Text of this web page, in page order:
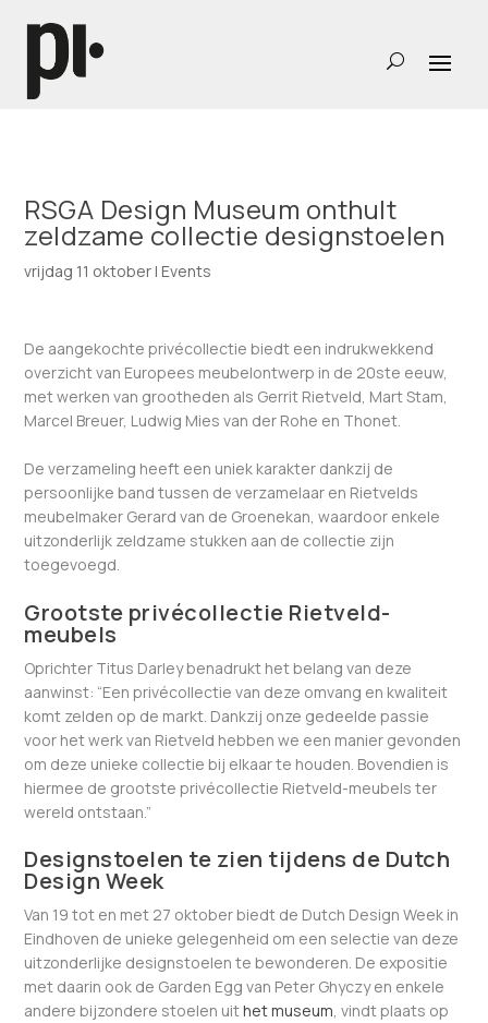
RSGA Design Museum onthult
zeldzame collectie designstoelen
vrijdag 11 oktober | Events
De aangekochte privécollectie biedt een indrukwekkend
overzicht van Europees meubelontwerp in de 20ste eeuw,
met werken van grootheden als Gerrit Rietveld, Mart Stam,
Marcel Breuer, Ludwig Mies van der Rohe en Thonet.
De verzameling heeft een uniek karakter dankzij de
persoonlijke band tussen de verzamelaar en Rietvelds
meubelmaker Gerard van de Groenekan, waardoor enkele
uitzonderlijk zeldzame stukken aan de collectie zijn
toegevoegd.
Grootste privécollectie Rietveld-
meubels
Oprichter Titus Darley benadrukt het belang van deze
aanwinst: “Een privécollectie van deze omvang en kwaliteit
komt zelden op de markt. Dankzij onze gedeelde passie
voor het werk van Rietveld hebben we een manier gevonden
om deze unieke collectie bij elkaar te houden. Bovendien is
hiermee de grootste privécollectie Rietveld-meubels ter
wereld ontstaan.”
Designstoelen te zien tijdens de Dutch
Design Week
Van 19 tot en met 27 oktober biedt de Dutch Design Week in
Eindhoven de unieke gelegenheid om een selectie van deze
uitzonderlijke designstoelen te bewonderen. De expositie
met daarin ook de Garden Egg van Peter Ghyczy en enkele
andere bijzondere stoelen uithet museum, vindt plaats op